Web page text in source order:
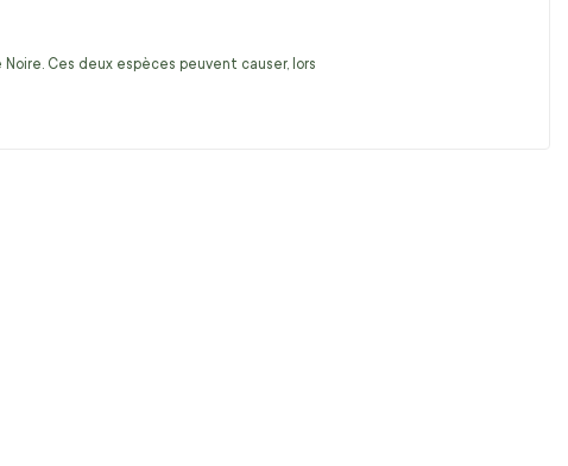
Ces deux espèces peuvent causer, lors